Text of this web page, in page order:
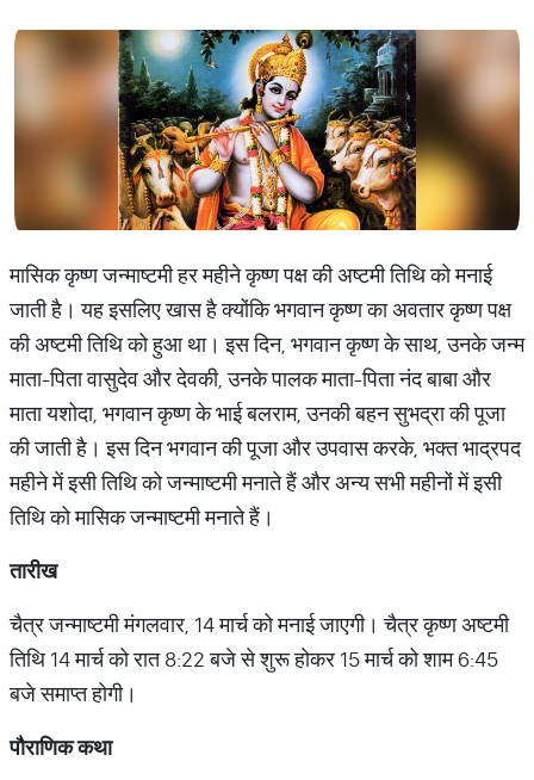
मासिक कृष्ण जन्माष्टमी हर महीने कृष्ण पक्ष की अष्टमी तिथि को मनाई
जाती है। यह इसलिए खास है क्योंकि भगवान कृष्ण का अवतार कृष्ण पक्ष
की अष्टमी तिथि को हुआ था। इस दिन, भगवान कृष्ण के साथ, उनके जन्म
माता-पिता वासुदेव और देवकी, उनके पालक माता-पिता नंद बाबा और
माता यशोदा, भगवान कृष्ण के भाई बलराम, उनकी बहन सुभद्रा की पूजा
की जाती है। इस दिन भगवान की पूजा और उपवास करके, भक्त भाद्रपद
महीने में इसी तिथि को जन्माष्टमी मनाते हैं और अन्य सभी महीनों में इसी
तिथि को मासिक जन्माष्टमी मनाते हैं।
तारीख
चैत्र जन्माष्टमी मंगलवार, 14 मार्च को मनाई जाएगी। चैत्र कृष्ण अष्टमी
तिथि 14 मार्च को रात 8:22 बजे से शुरू होकर 15 मार्च को शाम 6:45
बजे समाप्त होगी।
पौराणिक कथा